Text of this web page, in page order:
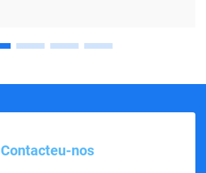
Contacteu-nos